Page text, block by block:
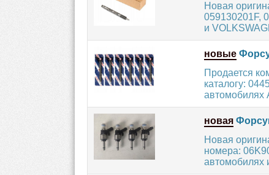
Новая
059130201F,
и
новые
Продается
каталогу:
автомобилях
новая
Новая
номера:
автомобилях